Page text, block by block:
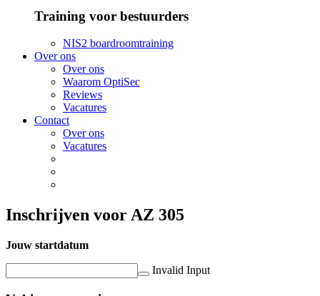
Training voor bestuurders
NIS2 boardroomtraining
Over ons
Over ons
Waarom OptiSec
Reviews
Vacatures
Contact
Over ons
Vacatures
Inschrijven voor AZ 305
Jouw startdatum
Invalid Input